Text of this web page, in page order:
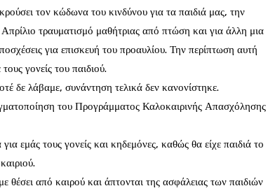
τον κώδωνα του κινδύνου για τα παιδιά μας, την
τραυματισμό μαθήτριας από πτώση και για άλλη μια
για επισκευή του προαυλίου. Την περίπτωση αυτή
γονείς του παιδιού.
δε λάβαμε, συνάντηση τελικά δεν κανονίστηκε.
του Προγράμματος Καλοκαιρινής Απασχόλησης
εμάς τους γονείς και κηδεμόνες, καθώς θα είχε παιδιά το
από καιρού και άπτονται της ασφάλειας των παιδιών